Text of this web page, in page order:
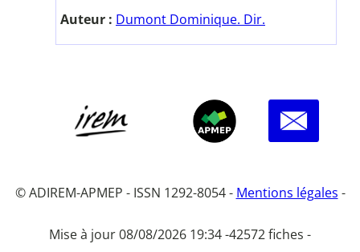
Auteur : Dumont Dominique. Dir.
© ADIREM-APMEP - ISSN 1292-8054 - Mentions légales -
Mise à jour 08/08/2026 19:34 -42572 fiches -